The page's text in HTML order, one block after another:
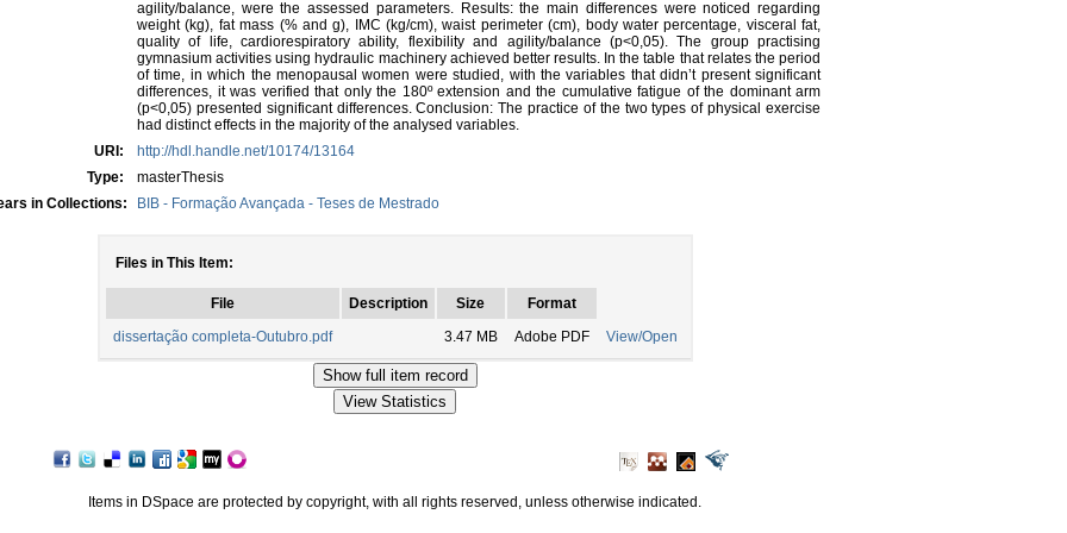
agility/balance, were the assessed parameters. Results: the main differences were noticed regarding
weight (kg), fat mass (% and g), IMC (kg/cm), waist perimeter (cm), body water percentage, visceral fat,
quality of life, cardiorespiratory ability, flexibility and agility/balance (p<0,05). The group practising
gymnasium activities using hydraulic machinery achieved better results. In the table that relates the period
of time, in which the menopausal women were studied, with the variables that didn’t present significant
differences, it was verified that only the 180º extension and the cumulative fatigue of the dominant arm
(p<0,05) presented significant differences. Conclusion: The practice of the two types of physical exercise
had distinct effects in the majority of the analysed variables.
URI:
http://hdl.handle.net/10174/13164
Type:
masterThesis
in Collections:
BIB - Formação Avançada - Teses de Mestrado
Files in This Item:
File Description Size
Format
dissertação completa-Outubro.pdf
3.47 MB Adobe PDF View/Open
Items in DSpace are protected by copyright, with all rights reserved, unless otherwise indicated.